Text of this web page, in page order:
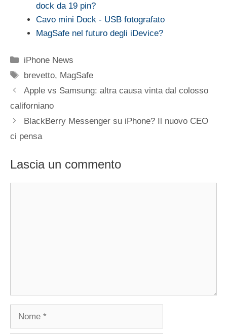
dock da 19 pin?
Cavo mini Dock - USB fotografato
MagSafe nel futuro degli iDevice?
Categorie
iPhone News
Tag
brevetto, MagSafe
Apple vs Samsung: altra causa vinta dal colosso
californiano
BlackBerry Messenger su iPhone? Il nuovo CEO
ci pensa
Lascia un commento